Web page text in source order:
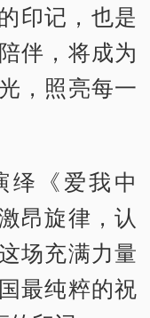
印记，也是
伴，将成为
，照亮每一
绎《爱我中
昂旋律，认
场充满力量
最纯粹的祝